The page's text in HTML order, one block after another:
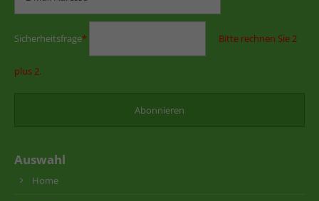
Sicherheitsfrage* Bitte rechnen Sie 2
plus 2.
Auswahl
Home